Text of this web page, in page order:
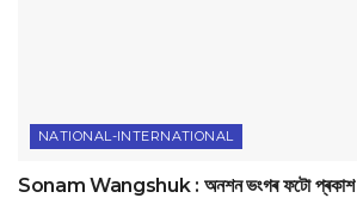
NATIONAL-INTERNATIONAL
Sonam Wangshuk : অনশন ভংগৰ ফটো প্ৰকাশ